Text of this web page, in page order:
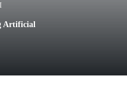
Artificial